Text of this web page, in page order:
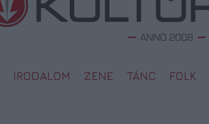
IRODALOM ZENE TÁNC FOLK